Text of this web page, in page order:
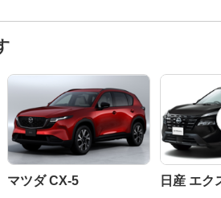
マツダ CX-5 日産 エク